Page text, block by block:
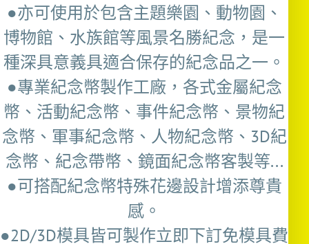
●亦可使用於包含主題樂園、動物園、
博物館、水族館等風景名勝紀念，是一
種深具意義具適合保存的紀念品之一。
●專業紀念幣製作工廠，各式金屬紀念
幣、活動紀念幣、事件紀念幣、景物紀
念幣、軍事紀念幣、人物紀念幣、3D紀
念幣、紀念帶幣、鏡面紀念幣客製等...
●可搭配紀念幣特殊花邊設計增添尊貴
感。
●2D/3D模具皆可製作立即下訂免模具費